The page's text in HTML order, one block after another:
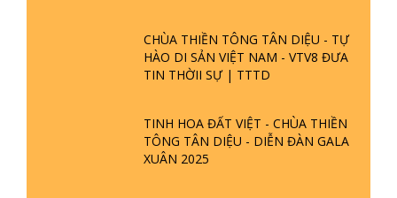
CHÙA THIỀN TÔNG TÂN DIỆU - TỰ
HÀO DI SẢN VIỆT NAM - VTV8 ĐƯA
TIN THỜII SỰ | TTTD
TINH HOA ĐẤT VIỆT - CHÙA THIỀN
TÔNG TÂN DIỆU - DIỄN ĐÀN GALA
XUÂN 2025